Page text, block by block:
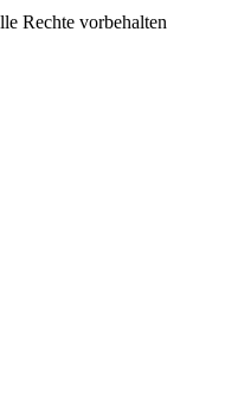
Rechte vorbehalten